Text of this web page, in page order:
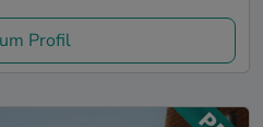
Profil